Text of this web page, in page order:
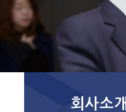
회사소개